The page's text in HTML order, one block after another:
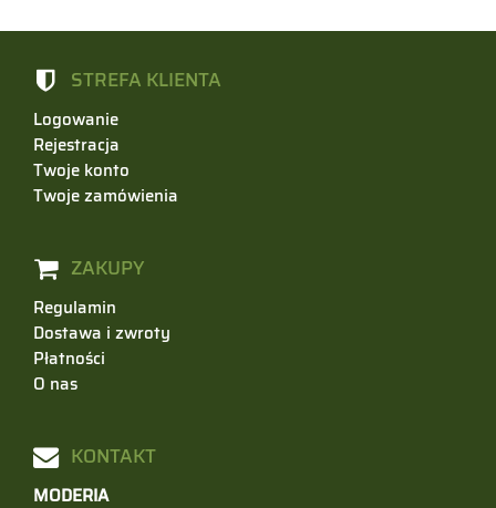
STREFA KLIENTA
Logowanie
Rejestracja
Twoje konto
Twoje zamówienia
ZAKUPY
Regulamin
Dostawa i zwroty
Płatności
O nas
KONTAKT
MODERIA